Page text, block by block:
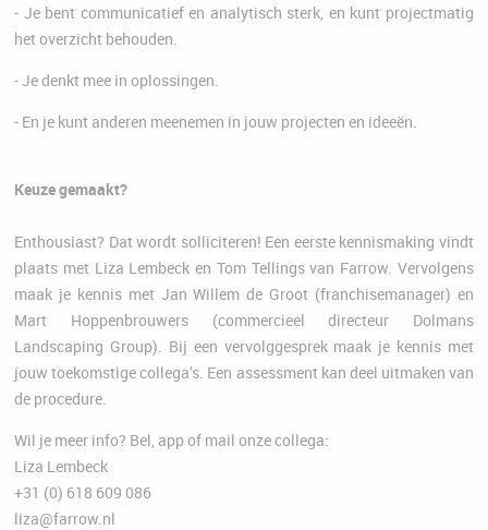
- Je bent communicatief en analytisch sterk, en kunt projectmatig
het overzicht behouden.
- Je denkt mee in oplossingen.
- En je kunt anderen meenemen in jouw projecten en ideeën.
Keuze gemaakt?
Enthousiast? Dat wordt solliciteren! Een eerste kennismaking vindt
plaats met Liza Lembeck en Tom Tellings van Farrow. Vervolgens
maak je kennis met Jan Willem de Groot (franchisemanager) en
Mart Hoppenbrouwers (commercieel directeur Dolmans
Landscaping Group). Bij een vervolggesprek maak je kennis met
jouw toekomstige collega’s. Een assessment kan deel uitmaken van
de procedure.
Wil je meer info? Bel, app of mail onze collega:
​Liza Lembeck
+31 (0) 618 609 086
liza@farrow.nl